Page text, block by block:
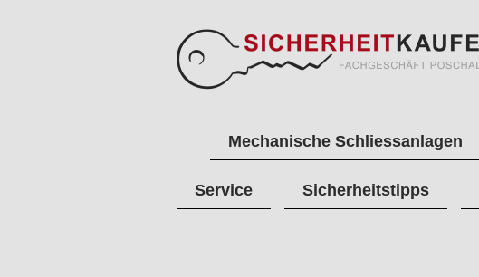
Mechanische Schliessanlagen
Service Sicherheitstipps